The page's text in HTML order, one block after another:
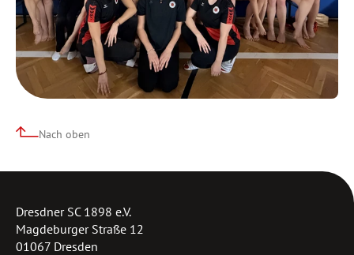
Nach oben
Dresdner SC 1898 e.V.
Magdeburger Straße 12
01067 Dresden